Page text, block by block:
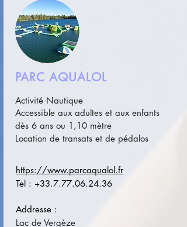
PARC AQUALOL
Activité Nautique
Accessible aux adultes et aux enfants
dès 6 ans ou 1,10 mètre
Location de transats et de pédalos
https://www.parcaqualol.fr
Tel : +33.7.77.06.24.36
Addresse :
Lac de Vergèze